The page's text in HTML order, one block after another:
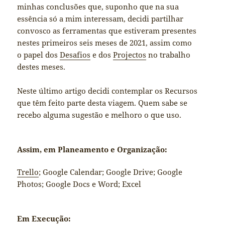
minhas conclusões que, suponho que na sua
essência só a mim interessam, decidi partilhar
convosco as ferramentas que estiveram presentes
nestes primeiros seis meses de 2021, assim como
o papel dosDesafios e dosProjectos no trabalho
destes meses.
Neste último artigo decidi contemplar os Recursos
que têm feito parte desta viagem. Quem sabe se
recebo alguma sugestão e melhoro o que uso.
Assim, emPlaneamento e Organização:
Trello; Google Calendar; Google Drive; Google
Photos; Google Docs e Word; Excel
Em Execução: